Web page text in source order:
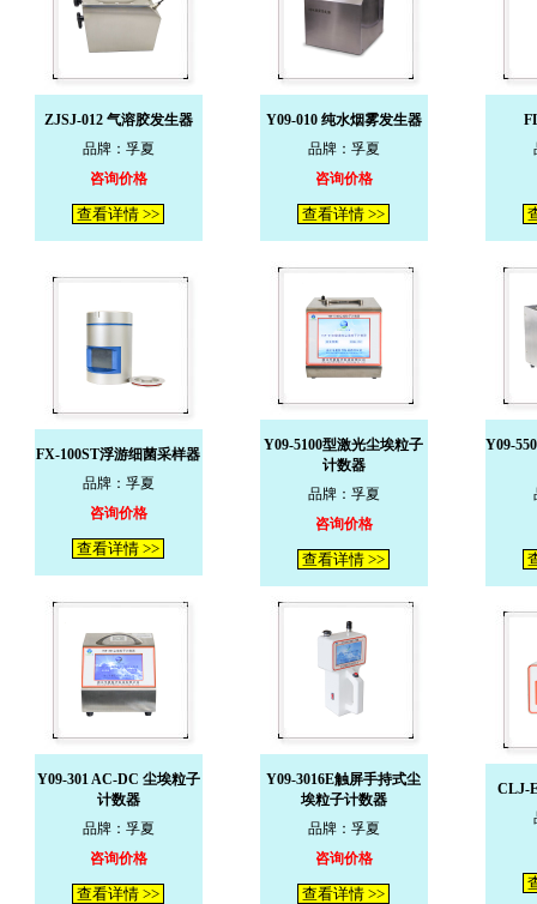
ZJSJ-012 气溶胶发生器
品牌：孚夏
咨询价格
查看详情 >>
Y09-010 纯水烟雾发生器
品牌：孚夏
咨询价格
查看详情 >>
FX-100ST浮游细菌采样器
品牌：孚夏
咨询价格
查看详情 >>
Y09-5100型激光尘埃粒子
计数器
品牌：孚夏
咨询价格
查看详情 >>
Y09-
Y09-301 AC-DC 尘埃粒子
计数器
品牌：孚夏
咨询价格
查看详情 >>
Y09-3016E触屏手持式尘
埃粒子计数器
品牌：孚夏
咨询价格
查看详情 >>
CLJ-